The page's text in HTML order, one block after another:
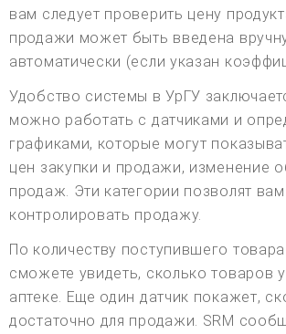
вам следует проверить цену
продажи может быть введена
автоматически (если указан
Удобство системы в УрГУ
можно работать с датчиками и
графиками, которые могут
цен закупки и продажи, изменение
продаж. Эти категории позволят вам
контролировать продажу.
По количеству поступившего
сможете увидеть, сколько товаров
аптеке. Еще один датчик покажет,
достаточно для продажи. SRM